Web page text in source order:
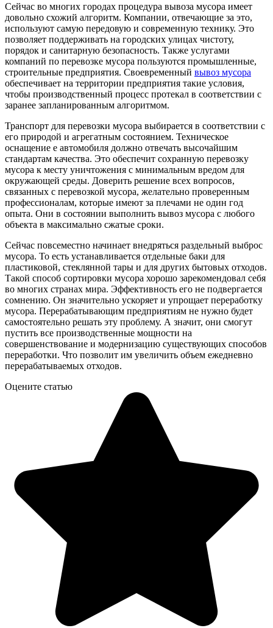
Сейчас во многих городах процедура вывоза мусора имеет
довольно схожий алгоритм. Компании, отвечающие за это,
используют самую передовую и современную технику. Это
позволяет поддерживать на городских улицах чистоту,
порядок и санитарную безопасность. Также услугами
компаний по перевозке мусора пользуются промышленные,
строительные предприятия. Своевременный вывоз мусора
обеспечивает на территории предприятия такие условия,
чтобы производственный процесс протекал в соответствии с
заранее запланированным алгоритмом.
Транспорт для перевозки мусора выбирается в соответствии с
его природой и агрегатным состоянием. Техническое
оснащение е автомобиля должно отвечать высочайшим
стандартам качества. Это обеспечит сохранную перевозку
мусора к месту уничтожения с минимальным вредом для
окружающей среды. Доверить решение всех вопросов,
связанных с перевозкой мусора, желательно проверенным
профессионалам, которые имеют за плечами не один год
опыта. Они в состоянии выполнить вывоз мусора с любого
объекта в максимально сжатые сроки.
Сейчас повсеместно начинает внедряться раздельный выброс
мусора. То есть устанавливается отдельные баки для
пластиковой, стеклянной тары и для других бытовых отходов.
Такой способ сортировки мусора хорошо зарекомендовал себя
во многих странах мира. Эффективность его не подвергается
сомнению. Он значительно ускоряет и упрощает переработку
мусора. Перерабатывающим предприятиям не нужно будет
самостоятельно решать эту проблему. А значит, они смогут
пустить все производственные мощности на
совершенствование и модернизацию существующих способов
переработки. Что позволит им увеличить объем ежедневно
перерабатываемых отходов.
Оцените статью